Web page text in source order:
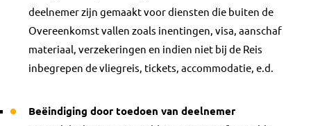
deelnemer zijn gemaakt voor diensten die buiten de
Overeenkomst vallen zoals inentingen, visa, aanschaf
materiaal, verzekeringen en indien niet bij de Reis
inbegrepen de vliegreis, tickets, accommodatie, e.d.
Beëindiging door toedoen van deelnemer